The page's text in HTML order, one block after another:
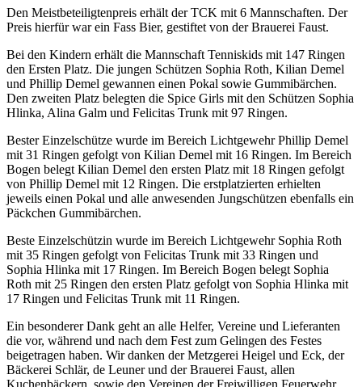
Den Meistbeteiligtenpreis erhält der TCK mit 6 Mannschaften. Der
Preis hierfür war ein Fass Bier, gestiftet von der Brauerei Faust.
Bei den Kindern erhält die Mannschaft Tenniskids mit 147 Ringen
den Ersten Platz. Die jungen Schützen Sophia Roth, Kilian Demel
und Phillip Demel gewannen einen Pokal sowie Gummibärchen.
Den zweiten Platz belegten die Spice Girls mit den Schützen Sophia
Hlinka, Alina Galm und Felicitas Trunk mit 97 Ringen.
Bester Einzelschütze wurde im Bereich Lichtgewehr Phillip Demel
mit 31 Ringen gefolgt von Kilian Demel mit 16 Ringen. Im Bereich
Bogen belegt Kilian Demel den ersten Platz mit 18 Ringen gefolgt
von Phillip Demel mit 12 Ringen. Die erstplatzierten erhielten
jeweils einen Pokal und alle anwesenden Jungschützen ebenfalls ein
Päckchen Gummibärchen.
Beste Einzelschützin wurde im Bereich Lichtgewehr Sophia Roth
mit 35 Ringen gefolgt von Felicitas Trunk mit 33 Ringen und
Sophia Hlinka mit 17 Ringen. Im Bereich Bogen belegt Sophia
Roth mit 25 Ringen den ersten Platz gefolgt von Sophia Hlinka mit
17 Ringen und Felicitas Trunk mit 11 Ringen.
Ein besonderer Dank geht an alle Helfer, Vereine und Lieferanten
die vor, während und nach dem Fest zum Gelingen des Festes
beigetragen haben. Wir danken der Metzgerei Heigel und Eck, der
Bäckerei Schlär, de Leuner und der Brauerei Faust, allen
Kuchenbäckern, sowie den Vereinen der Freiwilligen Feuerwehr